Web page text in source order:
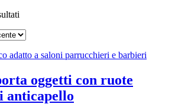
base
più
oggetti con ruote
anticapello